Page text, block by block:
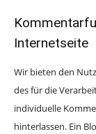
Internetseite
Wir bieten den
des für die
individuelle
hinterlassen. Ein